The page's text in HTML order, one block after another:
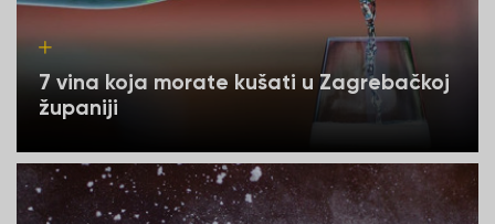
7 vina koja morate kušati u Zagrebačkoj
županiji